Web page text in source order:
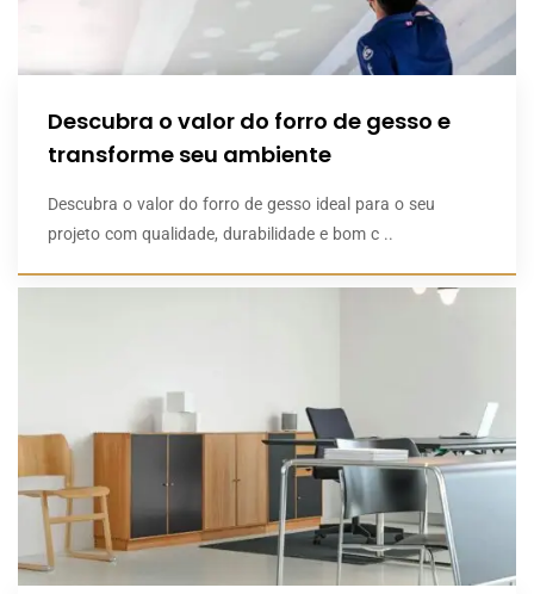
Descubra o valor do forro de gesso e
transforme seu ambiente
Descubra o valor do forro de gesso ideal para o seu
projeto com qualidade, durabilidade e bom c ..